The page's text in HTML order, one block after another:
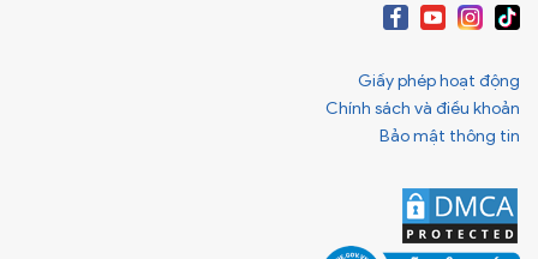
Giấy phép hoạt động
Chính sách và điều khoản
Bảo mật thông tin